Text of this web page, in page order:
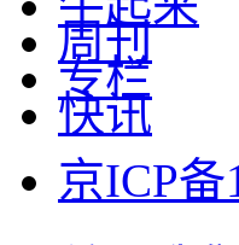
周刊
专栏
快讯
京ICP备